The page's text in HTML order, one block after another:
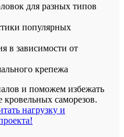
для разных типов
популярных
в зависимости от
крепежа
и поможем избежать
саморезов.
нагрузку и